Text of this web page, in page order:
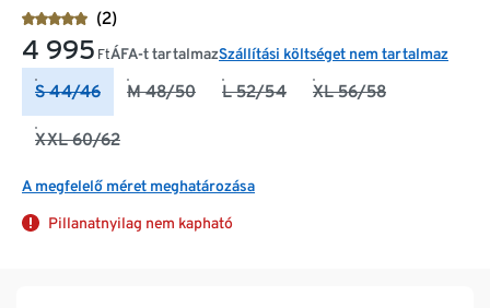
(2)
4 995 FtÁFA-t tartalmazSzállítási költséget nem tartalmaz
S 44/46 M 48/50 L 52/54 XL 56/58
XXL 60/62
A megfelelő méret meghatározása
Pillanatnyilag nem kapható